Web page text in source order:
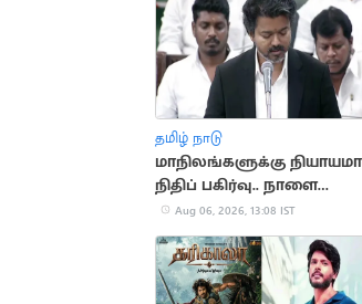
தமிழ் நாடு
மாநிலங்களுக்கு
நிதிப் பகிர்வு.. நாளை
சட்டப்பேரவையில் தனித்
தீர்மானம்
Aug 06, 2026, 13:08 IST